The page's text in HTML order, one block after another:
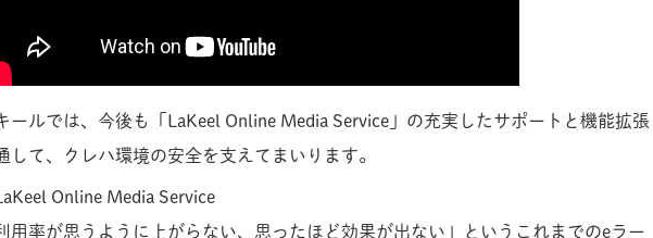
ールでは、今後も「LaKeel Online Media Service」の充実したサポートと機能拡張
して、クレハ環境の安全を支えてまいります。
Online Media Service
用率が思うように上がらない、思ったほど効果が出ない」というこれまでのeラー